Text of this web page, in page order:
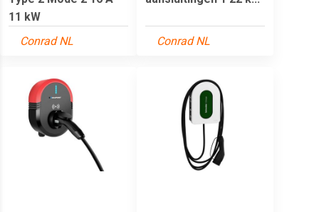
11 kW
Conrad NL
Conrad NL